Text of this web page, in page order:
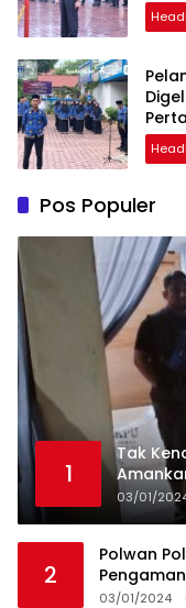
Pos Populer
1
Tak
03/01/
2
Polwan
03/01/2024